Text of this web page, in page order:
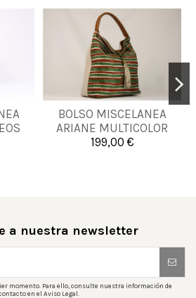
BOLSO MISCELANEA
ARIANE MULTICOLOR
199,00 €
UNICA
Añadir al carrito
a nuestra newsletter
momento. Para ello, consulte nuestra información de
en el Aviso Legal.